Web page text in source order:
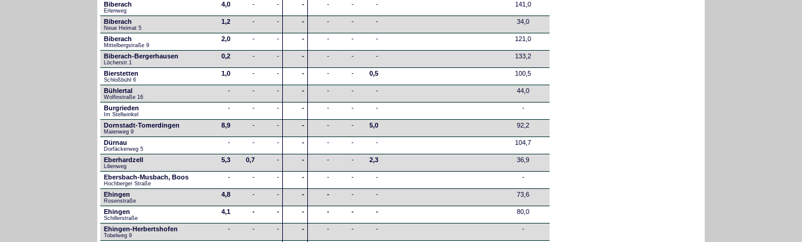
Biberach
Erlenweg
4,0 - - - - - - 141,0
Biberach
Neue Heimat 5
1,2 - - - - - - 34,0
Biberach
Mittelbergstraße 9
2,0 - - - - - - 121,0
Biberach-Bergerhausen
Löcherstr.1
0,2 - - - - - - 133,2
Bierstetten
Schloßbühl 6
1,0 - - - - - 0,5 100,5
Bühlertal
Wolfinstraße 16
- - - - - - - 44,0
Burgrieden
Im Stellwinkel
- - - - - - - -
Dornstadt-Tomerdingen
Maienweg 9
8,9 - - - - - 5,0 92,2
Dürnau
Dorfäckerweg 5
- - - - - - - 104,7
Eberhardzell
Lilienweg
5,3 0,7 - - - - 2,3 36,9
Ebersbach-Musbach, Boos
Hochberger Straße
- - - - - - - -
Ehingen
Rosenstraße
4,8 - - - - - - 73,6
Ehingen
Schillerstraße
4,1 - - - - - - 80,0
Ehingen-Herbertshofen
Tobelweg 9
- - - - - - - -